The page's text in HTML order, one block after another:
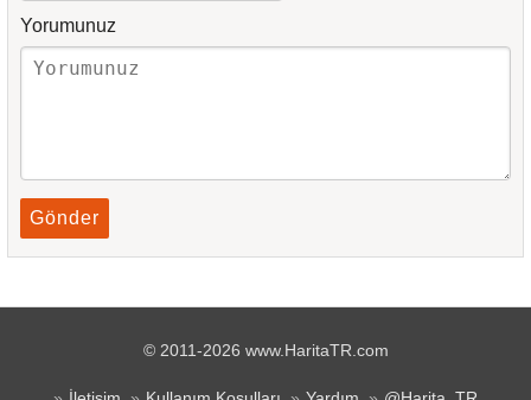
Yorumunuz
Gönder
© 2011-2026 www.HaritaTR.com